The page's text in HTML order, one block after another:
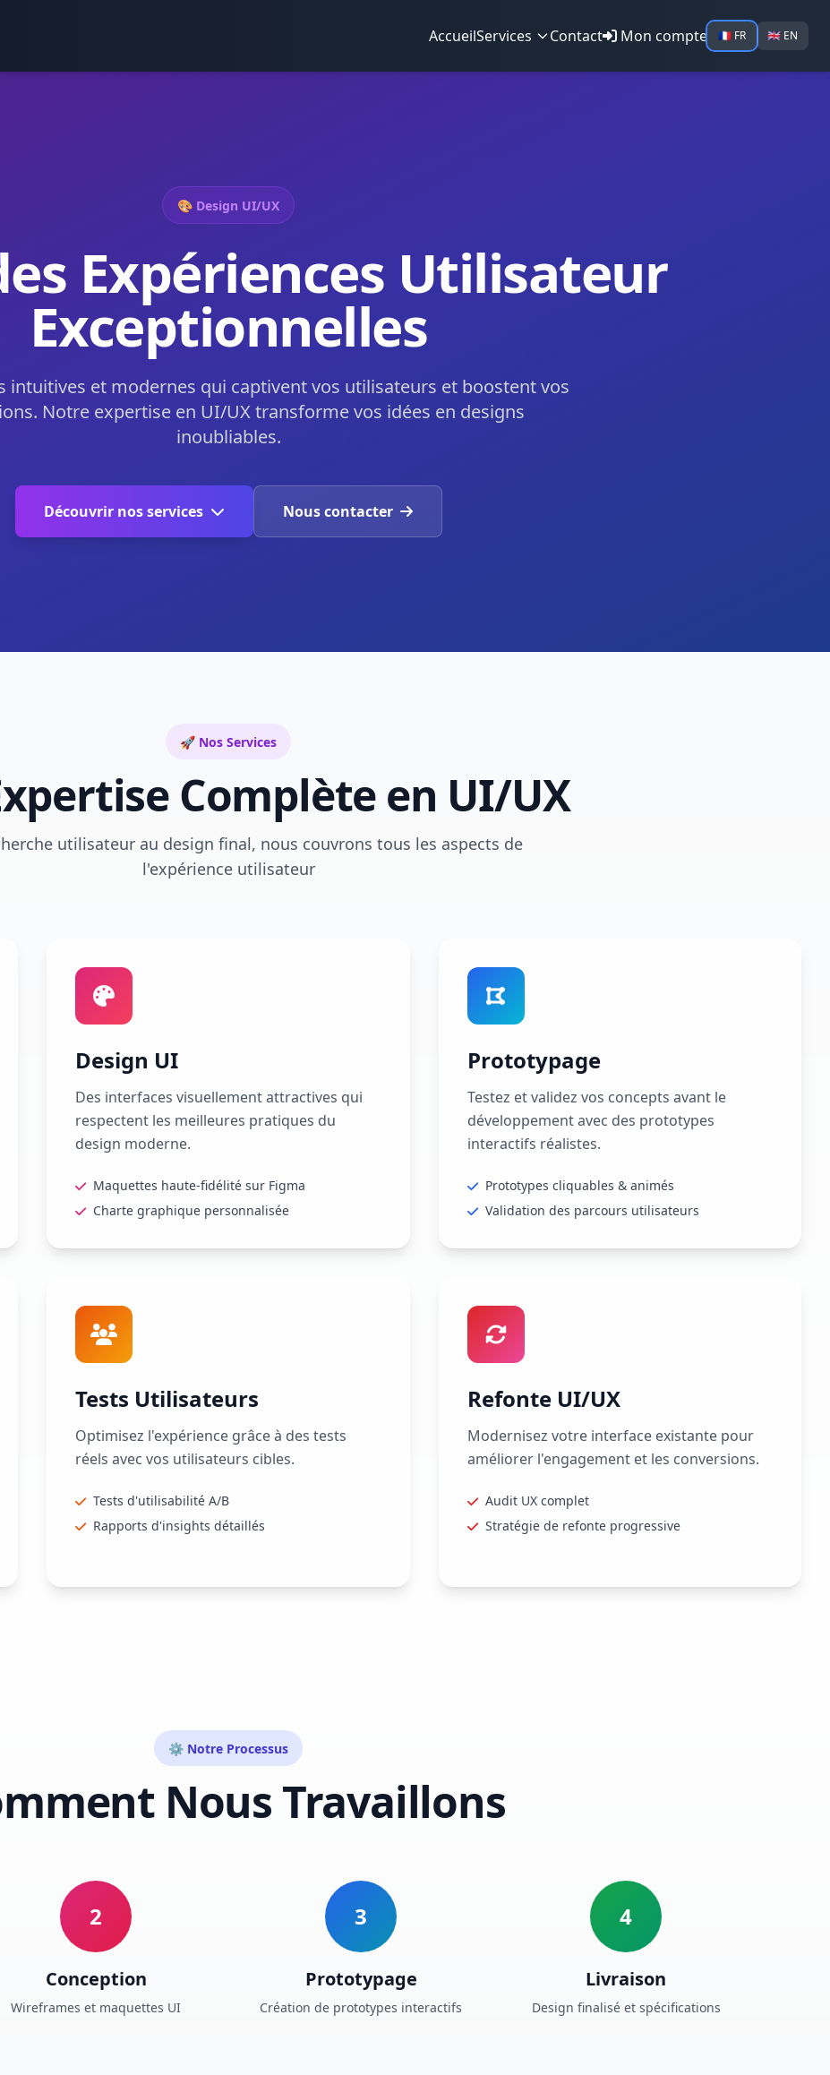
AccueilServices Contact Mon compte 🇫🇷 FR 🇬🇧 EN
🎨 Design UI/UX
Expériences Utilisateur
Exceptionnelles
intuitives et modernes qui captivent vos utilisateurs et boostent vos
Notre expertise en UI/UX transforme vos idées en designs
inoubliables.
Découvrir nos services Nous contacter
🚀 Nos Services
Complète en UI/UX
utilisateur au design final, nous couvrons tous les aspects de
l'expérience utilisateur
Design UI
Des interfaces visuellement attractives qui
respectent les meilleures pratiques du
design moderne.
Maquettes haute-fidélité sur Figma
Charte graphique personnalisée
Prototypage
Testez et validez vos concepts avant le
développement avec des prototypes
interactifs réalistes.
Prototypes cliquables & animés
Validation des parcours utilisateurs
Tests Utilisateurs
Optimisez l'expérience grâce à des tests
réels avec vos utilisateurs cibles.
Tests d'utilisabilité A/B
Rapports d'insights détaillés
Refonte UI/UX
Modernisez votre interface existante pour
améliorer l'engagement et les conversions.
Audit UX complet
Stratégie de refonte progressive
⚙️ Notre Processus
Nous Travaillons
2
Conception
Wireframes et maquettes UI
3
Prototypage
Création de prototypes interactifs
4
Livraison
Design finalisé et spécifications